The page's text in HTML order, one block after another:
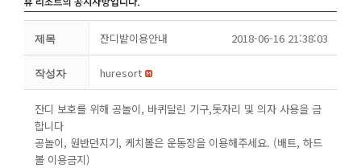
제목 잔디밭이용안내 2018-06-16 21:38:03
작성자 huresort
잔디 보호를 위해 공놀이, 바퀴달린 기구,돗자리 및 의자 사용을 금
합니다
공놀이, 원반던지기, 케치볼은 운동장을 이용해주세요. (배트, 하드
볼 이용금지)